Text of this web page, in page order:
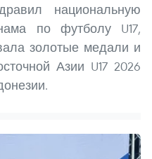
национальную
по футболу U17,
золотые медали и
Азии U17 2026